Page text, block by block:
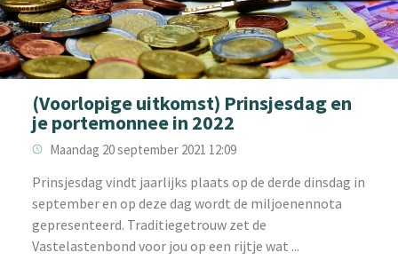
(Voorlopige uitkomst) Prinsjesdag en
je portemonnee in 2022
Maandag 20 september 2021 12:09
‌Prinsjesdag vindt jaarlijks plaats op de derde dinsdag in
september en op deze dag wordt de miljoenennota
gepresenteerd. Traditiegetrouw zet de
Vastelastenbond voor jou op een rijtje wat ...